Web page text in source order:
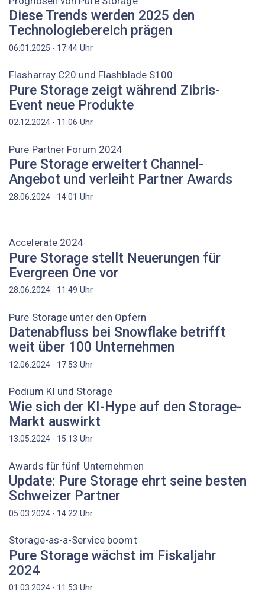
Diese Trends werden 2025 den
Technologiebereich prägen
06.01.2025 - 17:44 Uhr
Flasharray C20 und Flashblade S100
Pure Storage zeigt während Zibris-
Event neue Produkte
02.12.2024 - 11:06 Uhr
Pure Partner Forum 2024
Pure Storage erweitert Channel-
Angebot und verleiht Partner Awards
28.06.2024 - 14:01 Uhr
Accelerate 2024
Pure Storage stellt Neuerungen für
Evergreen One vor
28.06.2024 - 11:49 Uhr
Pure Storage unter den Opfern
Datenabfluss bei Snowflake betrifft
weit über 100 Unternehmen
12.06.2024 - 17:53 Uhr
Podium KI und Storage
Wie sich der KI-Hype auf den Storage-
Markt auswirkt
13.05.2024 - 15:13 Uhr
Awards für fünf Unternehmen
Update: Pure Storage ehrt seine besten
Schweizer Partner
05.03.2024 - 14:22 Uhr
Storage-as-a-Service boomt
Pure Storage wächst im Fiskaljahr
2024
01.03.2024 - 11:53 Uhr